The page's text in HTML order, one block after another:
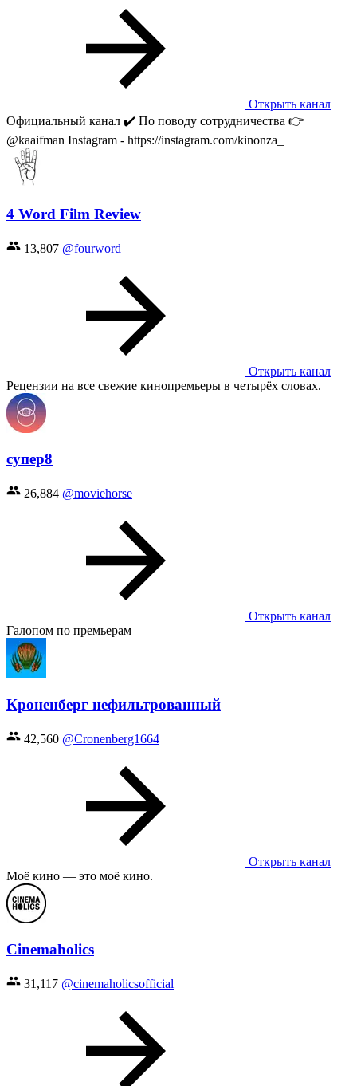
Открыть канал
Официальный канал ✔️ По поводу сотрудничества 👉
@kaaifman Instagram - https://instagram.com/kinonza_
4 Word Film Review
13,807 @fourword
Открыть канал
Рецензии на все свежие кинопремьеры в четырёх словах.
супер8
26,884 @moviehorse
Открыть канал
Галопом по премьерам
Кроненберг нефильтрованный
42,560 @Cronenberg1664
Открыть канал
Моё кино — это моё кино.
Cinemaholics
31,117 @cinemaholicsofficial